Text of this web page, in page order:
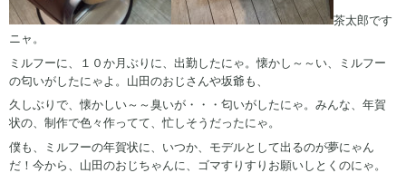
茶太郎です
ニャ。
ミルフーに、１０か月ぶりに、出勤したにゃ。懐かし～～い、ミルフー
の匂いがしたにゃよ。山田のおじさんや坂爺も、
久しぶりで、懐かしい～～臭いが・・・匂いがしたにゃ。みんな、年賀
状の、制作で色々作ってて、忙しそうだったにゃ。
僕も、ミルフーの年賀状に、いつか、モデルとして出るのが夢にゃん
だ！今から、山田のおじちゃんに、ゴマすりすりお願いしとくのにゃ。